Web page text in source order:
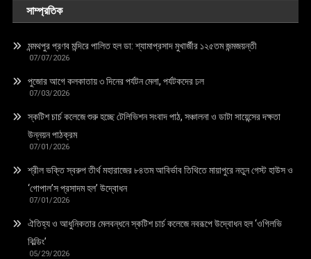
সাম্প্রতিক
মন্মথপুর প্রণব মন্দিরে পালিত হল ডা: শ্যামাপ্রসাদ মুখার্জীর ১২৫তম জন্মজয়ন্তী
07/07/2026
পুজোর আগে কলকাতায় ৩ দিনের পর্যটন মেলা, পর্যটকদের ঢল
07/03/2026
স্কটিশ চার্চ কলেজে শুরু হচ্ছে টেলিভিশন সংবাদ পাঠ, সঞ্চালনা ও ডাটা সায়েন্সের দক্ষতা
উন্নয়ন পাঠক্রম
07/01/2026
শ্রীল ভক্তি স্বরুপ তীর্থ মহারাজের ৮৪তম আবির্ভাব তিথিতে মায়াপুরে নতুন গেস্ট হাউস ও
‘গোপাল’স প্রসাদম হল’ উদ্বোধন
07/01/2026
ঐতিহ্য ও আধুনিকতার মেলবন্ধনে স্কটিশ চার্চ কলেজে নবরূপে উদ্বোধন হল ‘ওগিলভি
বিল্ডিং’
05/29/2026